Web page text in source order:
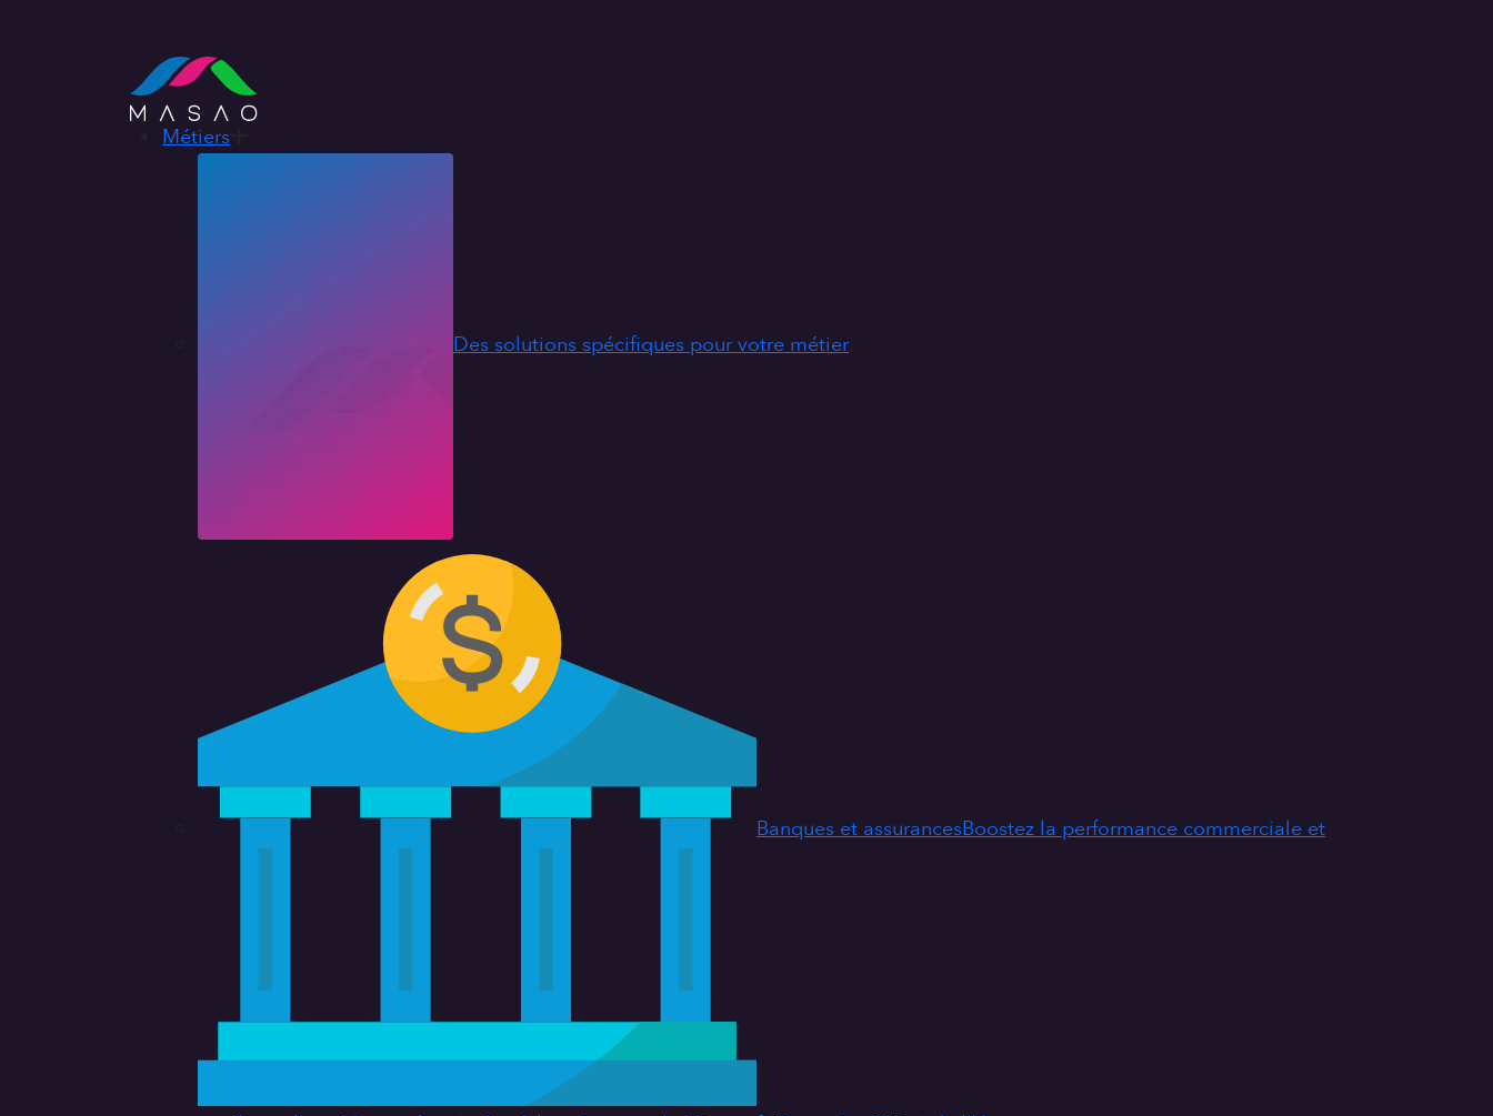
Métiers
Des solutions spécifiques pour votre métier
Banques et assurancesBoostez la performance commerciale et